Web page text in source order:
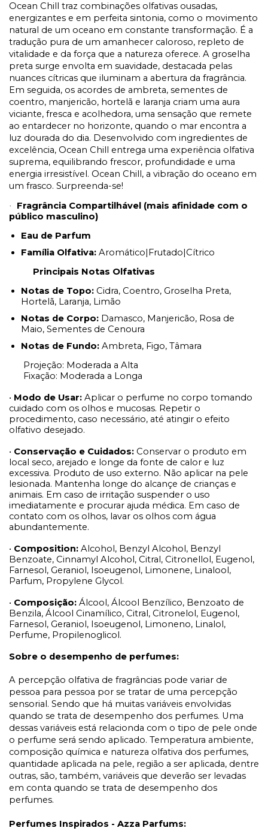
Ocean Chill traz combinações olfativas ousadas,
energizantes e em perfeita sintonia, como o movimento
natural de um oceano em constante transformação. É a
tradução pura de um amanhecer caloroso, repleto de
vitalidade e da força que a natureza oferece. A groselha
preta surge envolta em suavidade, destacada pelas
nuances cítricas que iluminam a abertura da fragrância.
Em seguida, os acordes de ambreta, sementes de
coentro, manjericão, hortelã e laranja criam uma aura
viciante, fresca e acolhedora, uma sensação que remete
ao entardecer no horizonte, quando o mar encontra a
luz dourada do dia. Desenvolvido com ingredientes de
excelência, Ocean Chill entrega uma experiência olfativa
suprema, equilibrando frescor, profundidade e uma
energia irresistível. Ocean Chill, a vibração do oceano em
um frasco. Surpreenda-se!
·
Fragrância Compartilhável (mais afinidade com o
público masculino)
Eau de Parfum
Família Olfativa: Aromático|Frutado|Cítrico
Principais Notas Olfativas
Notas de Topo: Cidra, Coentro, Groselha Preta,
Hortelã, Laranja, Limão
Notas de Corpo: Damasco, Manjericão, Rosa de
Maio, Sementes de Cenoura
Notas de Fundo: Ambreta, Figo, Tâmara
Projeção: Moderada a Alta
Fixação: Moderada a Longa
• Modo de Usar: Aplicar o perfume no corpo tomando
cuidado com os olhos e mucosas. Repetir o
procedimento, caso necessário, até atingir o efeito
olfativo desejado.
• Conservação e Cuidados: Conservar o produto em
local seco, arejado e longe da fonte de calor e luz
excessiva. Produto de uso externo. Não aplicar na pele
lesionada. Mantenha longe do alcançe de crianças e
animais. Em caso de irritação suspender o uso
imediatamente e procurar ajuda médica. Em caso de
contato com os olhos, lavar os olhos com água
abundantemente.
• Composition: Alcohol, Benzyl Alcohol, Benzyl
Benzoate, Cinnamyl Alcohol, Citral, Citronellol, Eugenol,
Farnesol, Geraniol, Isoeugenol, Limonene, Linalool,
Parfum, Propylene Glycol.
• Composição: Álcool, Álcool Benzílico, Benzoato de
Benzila, Álcool Cinamílico, Citral, Citronelol, Eugenol,
Farnesol, Geraniol, Isoeugenol, Limoneno, Linalol,
Perfume, Propilenoglicol.
Sobre o desempenho de perfumes:
A percepção olfativa de fragrâncias pode variar de
pessoa para pessoa por se tratar de uma percepção
sensorial. Sendo que há muitas variáveis envolvidas
quando se trata de desempenho dos perfumes. Uma
dessas variáveis está relacionda com o tipo de pele onde
o perfume será sendo aplicado. Temperatura ambiente,
composição química e natureza olfativa dos perfumes,
quantidade aplicada na pele, região a ser aplicada, dentre
outras, são, também, variáveis que deverão ser levadas
em conta quando se trata de desempenho dos
perfumes.
Perfumes Inspirados - Azza Parfums: